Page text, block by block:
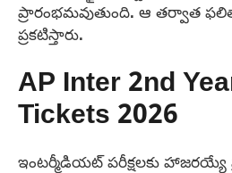
ప్రారంభమవుతుంది. ఆ తర్వాత
ప్రకటిస్తారు.
AP Inter 2nd
Tickets 2026
ఇంటర్మీడియట్ పరీక్షలకు హాజరయ్యే